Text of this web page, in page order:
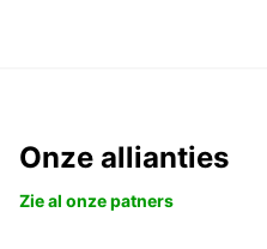
Onze allianties
Zie al onze patners